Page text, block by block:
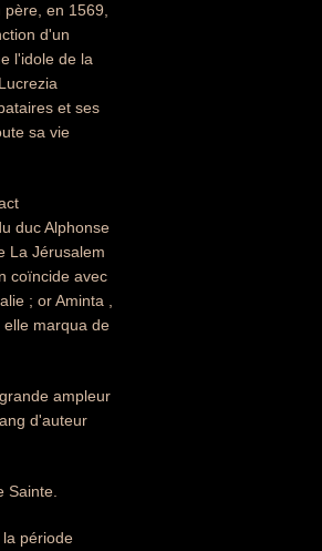
en 1569,
d'un
l'idole de la
et ses
sa vie
duc Alphonse
La Jérusalem
coïncide avec
; or Aminta ,
marqua de
ampleur
d'auteur
Sainte.
période